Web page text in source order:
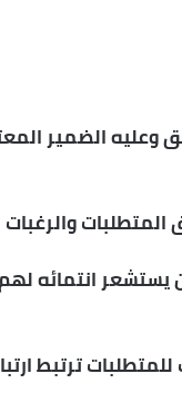
وعليه الضمير
والرغبات
يستشعر انتمائه
ترتبط